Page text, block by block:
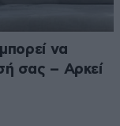
να
σας – Αρκεί